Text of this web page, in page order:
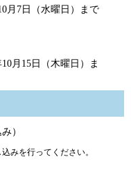
10月7日（水曜日）まで
月15日（木曜日）ま
）
みを行ってください。